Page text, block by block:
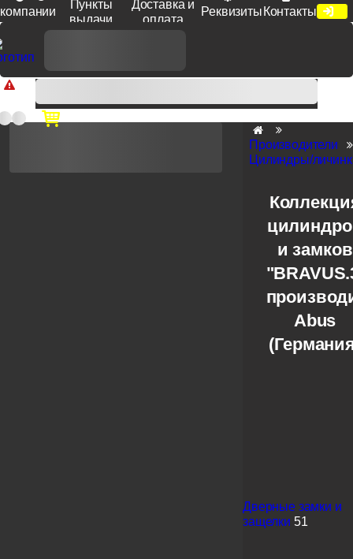
компании
Пункты
выдачи
Доставка и
оплата
Реквизиты Контакты
Доп. скидка от цен на сайте 7% при заказе от 50 тыс. руб
продукции Venezia, Fratelli, Tupai, Extreza, Melodia, Forme при
оплате по счету.
Производители
Цилиндры/
и замков
Abus
Дверные замки и
защелки 51